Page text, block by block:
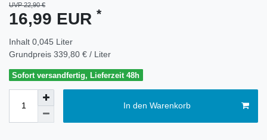
UVP 22,90 €
16,99 EUR *
Inhalt 0,045 Liter
Grundpreis 339,80 € / Liter
Sofort versandfertig, Lieferzeit 48h
In den Warenkorb